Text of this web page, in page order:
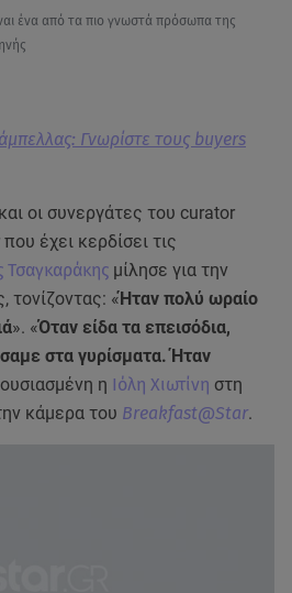
ένα από τα πιο γνωστά πρόσωπα της
Γνωρίστε τους buyers
οι συνεργάτες του curator
έχει κερδίσει τις
Τσαγκαράκης μίλησε για την
τονίζοντας: «Ήταν πολύ ωραίο
». «Όταν είδα τα επεισόδια,
στα γυρίσματα. Ήταν
η Ιόλη Χιωτίνη στη
κάμερα του Breakfast@Star.